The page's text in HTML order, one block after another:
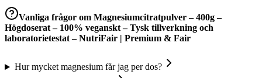
Vanliga frågor om Magnesiumcitratpulver – 400g –
Högdoserat – 100% veganskt – Tysk tillverkning och
laboratorietestat – NutriFair | Premium & Fair
Hur mycket magnesium får jag per dos?